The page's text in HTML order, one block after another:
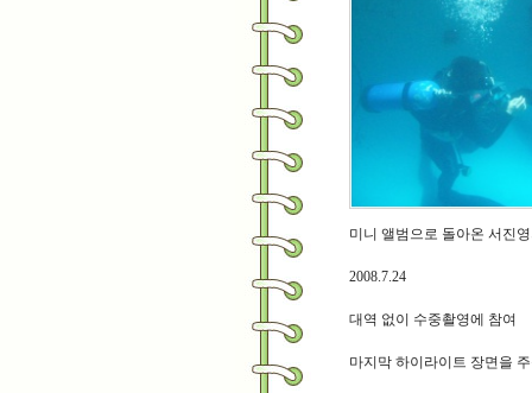
미니 앨범으로 돌아온 서진
2008.7.24
대역 없이 수중촬영에 참여
마지막 하이라이트 장면을